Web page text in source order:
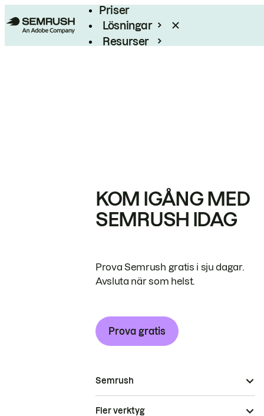
Priser
Lösningar
Resurser
KOM IGÅNG MED
SEMRUSH IDAG
Prova Semrush gratis i sju dagar.
Avsluta när som helst.
Prova gratis
Semrush
Fler verktyg